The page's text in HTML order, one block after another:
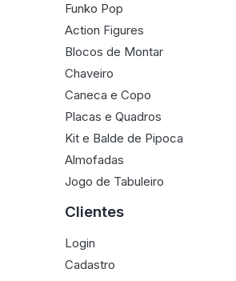
Funko Pop
Action Figures
Blocos de Montar
Chaveiro
Caneca e Copo
Placas e Quadros
Kit e Balde de Pipoca
Almofadas
Jogo de Tabuleiro
Clientes
Login
Cadastro